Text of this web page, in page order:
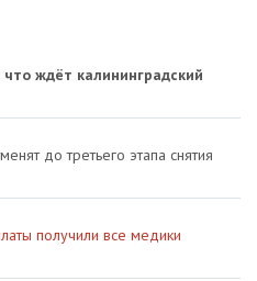
ждёт калининградский
до третьего этапа снятия
получили все медики